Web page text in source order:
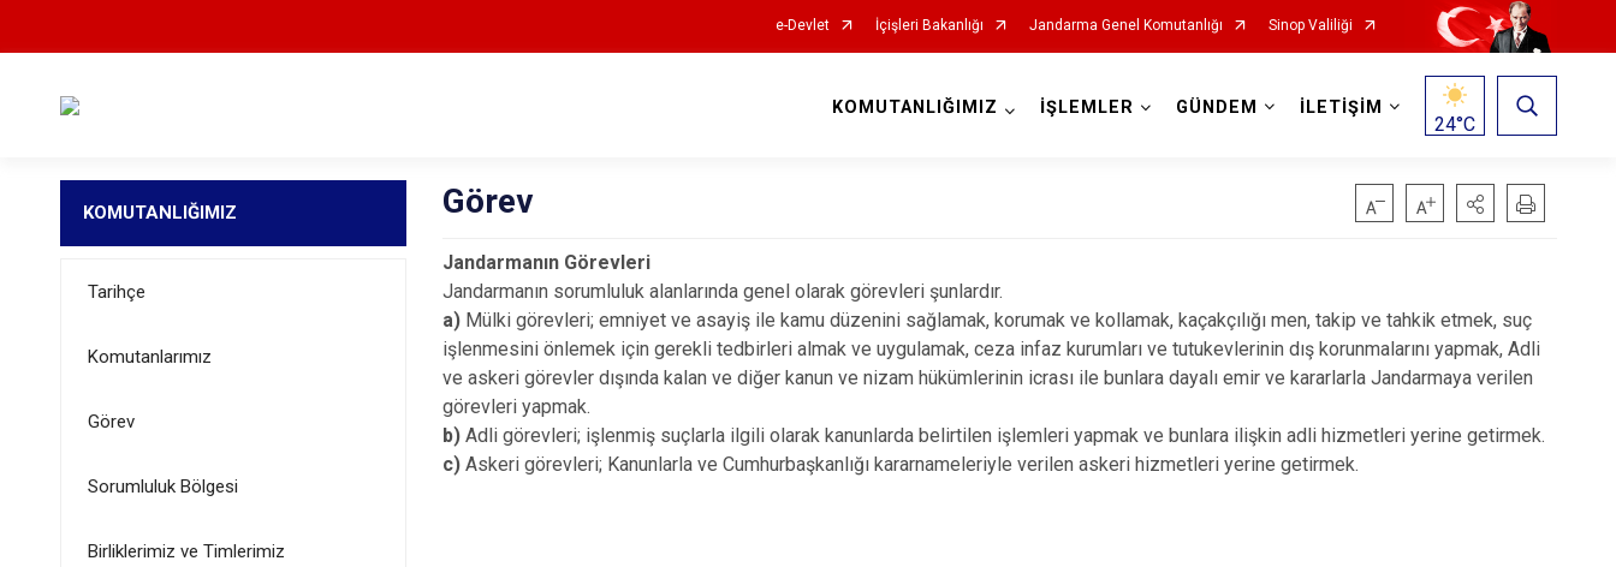
e-Devlet İçişleri Bakanlığı Jandarma Genel Komutanlığı Sinop Valiliği
KOMUTANLIĞIMIZ İŞLEMLER GÜNDEM İLETİŞİM
24°C
KOMUTANLIĞIMIZ
Tarihçe
Komutanlarımız
Görev
Sorumluluk Bölgesi
Birliklerimiz ve Timlerimiz
Görev
Jandarmanın Görevleri
Jandarmanın sorumluluk alanlarında genel olarak görevleri şunlardır.
a) Mülki görevleri; emniyet ve asayiş ile kamu düzenini sağlamak, korumak ve kollamak, kaçakçılığı men, takip ve tahkik etmek, suç
işlenmesini önlemek için gerekli tedbirleri almak ve uygulamak, ceza infaz kurumları ve tutukevlerinin dış korunmalarını yapmak, Adli
ve askeri görevler dışında kalan ve diğer kanun ve nizam hükümlerinin icrası ile bunlara dayalı emir ve kararlarla Jandarmaya verilen
görevleri yapmak.
b) Adli görevleri; işlenmiş suçlarla ilgili olarak kanunlarda belirtilen işlemleri yapmak ve bunlara ilişkin adli hizmetleri yerine getirmek.
c) Askeri görevleri; Kanunlarla ve Cumhurbaşkanlığı kararnameleriyle verilen askeri hizmetleri yerine getirmek.